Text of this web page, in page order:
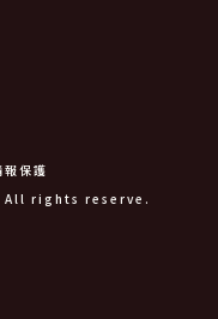
報保護
All rights reserve.